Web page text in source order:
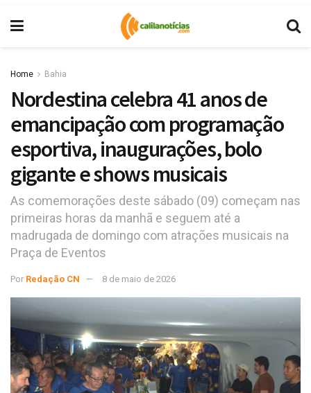
Home Bahia
Nordestina celebra 41 anos de
emancipação com programação
esportiva, inaugurações, bolo
gigante e shows musicais
As comemorações deste sábado (09) começam nas
primeiras horas da manhã e seguem até a
madrugada de domingo com atrações musicais na
Praça de Eventos
Por Redação CN 8 de maio de 2026